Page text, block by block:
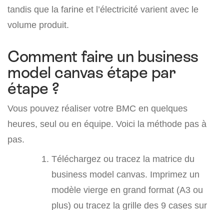
tandis que la farine et l’électricité varient avec le
volume produit.
Comment faire un business
model canvas étape par
étape ?
Vous pouvez réaliser votre BMC en quelques
heures, seul ou en équipe. Voici la méthode pas à
pas.
Téléchargez ou tracez la matrice du
business model canvas. Imprimez un
modèle vierge en grand format (A3 ou
plus) ou tracez la grille des 9 cases sur